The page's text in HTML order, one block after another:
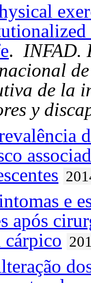
. INFAD.
de la
y
e
após
cárpico